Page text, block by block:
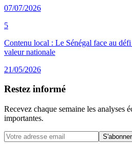
07/07/2026
5
Contenu local : Le Sénégal face au
valeur nationale
21/05/2026
Restez informé
Recevez chaque semaine les analyses
importantes.
S'abonner